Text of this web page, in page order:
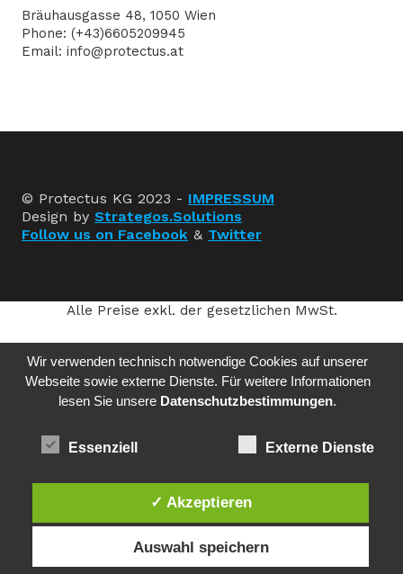
Bräuhausgasse 48, 1050 Wien
Phone: (+43)6605209945
Email: info@protectus.at
© Protectus KG 2023 - IMPRESSUM
Design byStrategos.Solutions
Follow us on Facebook & Twitter
Alle Preise exkl. der gesetzlichen MwSt.
Wir verwenden technisch notwendige Cookies auf unserer
Webseite sowie externe Dienste. Für weitere Informationen
lesen Sie unsere Datenschutzbestimmungen.
Essenziell Externe Dienste
✓ Akzeptieren
Auswahl speichern